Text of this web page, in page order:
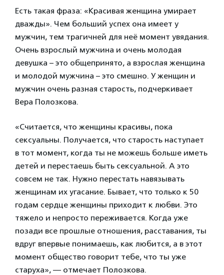
Есть такая фраза: «Красивая женщина умирает
дважды». Чем больший успех она имеет у
мужчин, тем трагичней для неё момент увядания.
Очень взрослый мужчина и очень молодая
девушка – это общепринято, а взрослая женщина
и молодой мужчина – это смешно. У женщин и
мужчин очень разная старость, подчеркивает
Вера Полозкова.
«Считается, что женщины красивы, пока
сексуальны. Получается, что старость наступает
в тот момент, когда ты не можешь больше иметь
детей и перестаешь быть сексуальной. А это
совсем не так. Нужно перестать навязывать
женщинам их угасание. Бывает, что только к 50
годам сердце женщины приходит к любви. Это
тяжело и непросто переживается. Когда уже
позади все прошлые отношения, расставания, ты
вдруг впервые понимаешь, как любится, а в этот
момент общество говорит тебе, что ты уже
старуха», — отмечает Полозкова.